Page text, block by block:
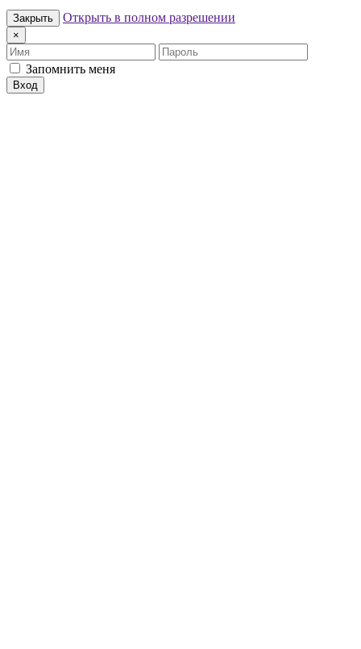
Закрыть Открыть в полном разрешении
×
Имя
Пароль
Запомнить меня
Вход